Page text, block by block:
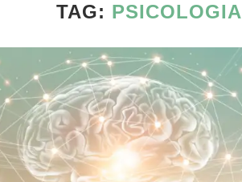
TAG: PSICOLOGIA